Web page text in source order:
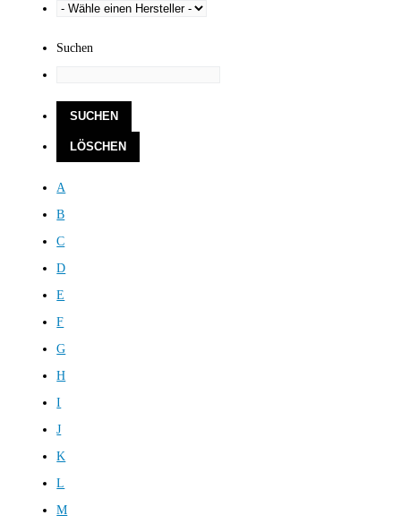
Suchen
A
B
C
D
E
F
G
H
I
J
K
L
M